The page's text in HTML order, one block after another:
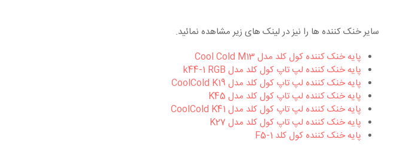
سایر خنک کننده ها را نیز در لینک های زیر مشاهده نمائید.
پایه خنک کننده کول کلد مدل Cool Cold M13
پایه خنک کننده لپ تاپ کول کلد مدل k44-1 RGB
پایه خنک کننده لپ تاپ کول کلد مدل CoolCold K19
پایه خنک کننده لپ تاپ کول کلد مدل K45
پایه خنک کننده لپ تاپ کول کلد مدل CoolCold K41
پایه خنک کننده لپ تاپ کول کلد مدل K27
پایه خنک کننده کول کلد F5-1